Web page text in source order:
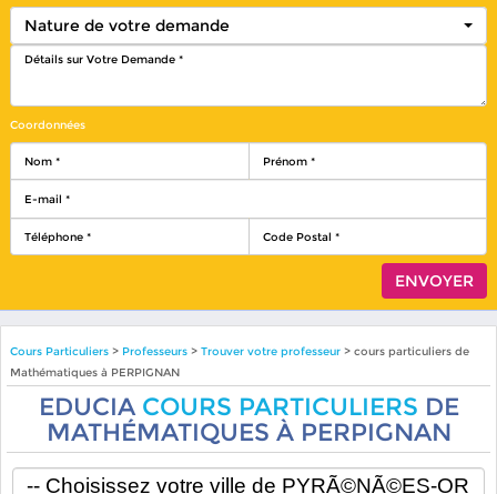
Nature de votre demande
Coordonnées
Cours Particuliers> Professeurs > Trouver votre professeur> cours particuliers de
Mathématiques à PERPIGNAN
EDUCIA COURS PARTICULIERS DE
MATHÉMATIQUES À PERPIGNAN